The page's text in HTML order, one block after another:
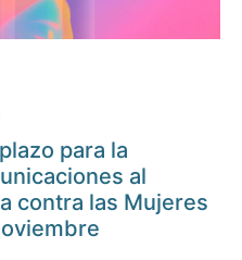
para la
al
contra las Mujeres